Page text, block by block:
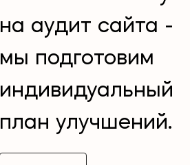
на аудит сайта -
мы подготовим
индивидуальный
план улучшений.